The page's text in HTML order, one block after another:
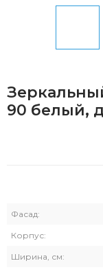
90 белый,
Фасад:
Корпус:
Ширина, см: